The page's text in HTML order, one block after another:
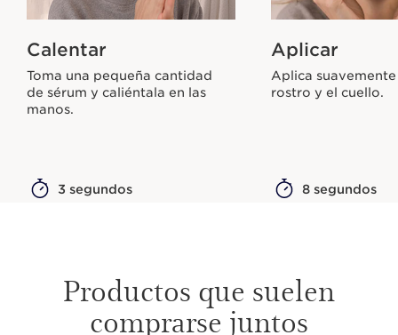
Calentar
Toma una pequeña cantidad
de sérum y caliéntala en las
manos.
3 segundos
Aplicar
Aplica
rostro y el cuello.
8 segundos
Productos que suelen
comprarse juntos